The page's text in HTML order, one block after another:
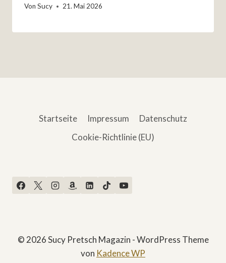
Von Sucy 21. Mai 2026
Startseite Impressum
Datenschutz
Cookie-Richtlinie (EU)
© 2026 Sucy Pretsch Magazin - WordPress Theme
von Kadence WP